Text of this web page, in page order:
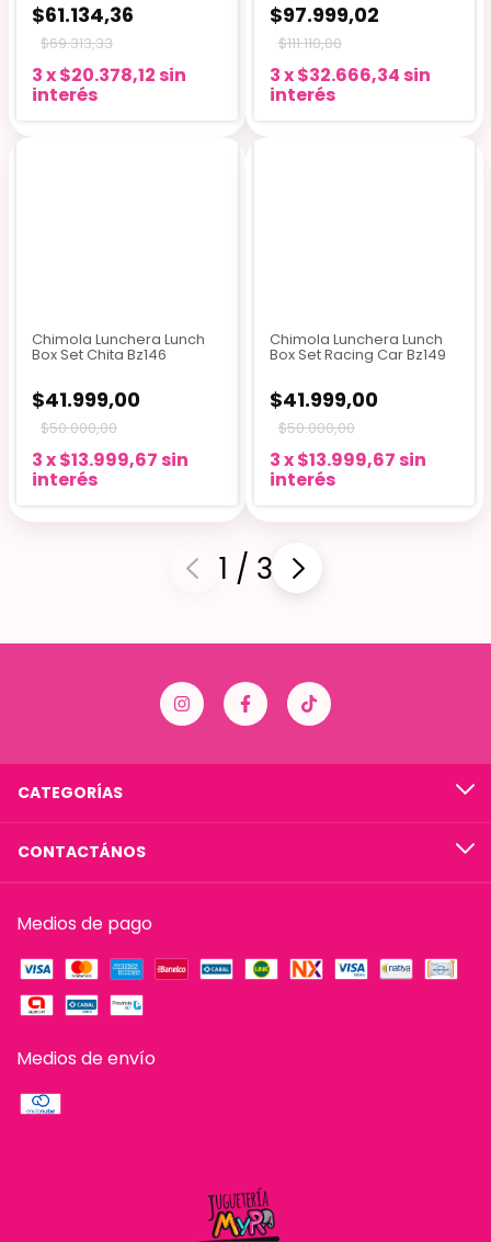
$61.134,36
$69.313,33
3x$20.378,12 sin
interés
$97.999,02
$111.110,00
3x$32.666,34 sin
interés
Chimola Lunchera Lunch
Box Set Chita Bz146
$41.999,00
$50.000,00
3x$13.999,67 sin
interés
Chimola Lunchera Lunch
Box Set Racing Car Bz149
$41.999,00
$50.000,00
3x$13.999,67 sin
interés
1 / 3
CATEGORÍAS
CONTACTÁNOS
Medios de pago
Medios de envío